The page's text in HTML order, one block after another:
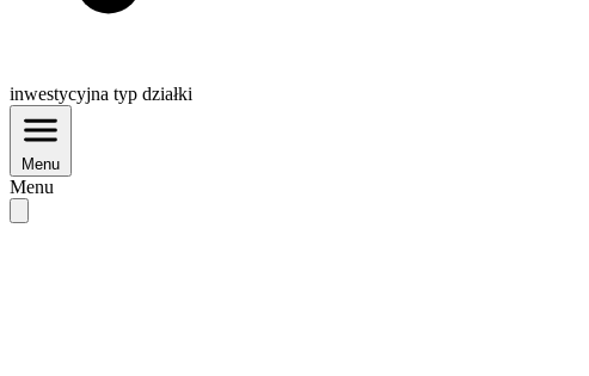
inwestycyjna typ działki
Menu
Menu